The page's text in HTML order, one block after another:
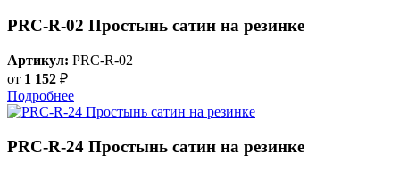
PRC-R-02 Простынь сатин на резинке
Артикул: PRC-R-02
от 1 152 ₽
Подробнее
PRC-R-24 Простынь сатин на резинке